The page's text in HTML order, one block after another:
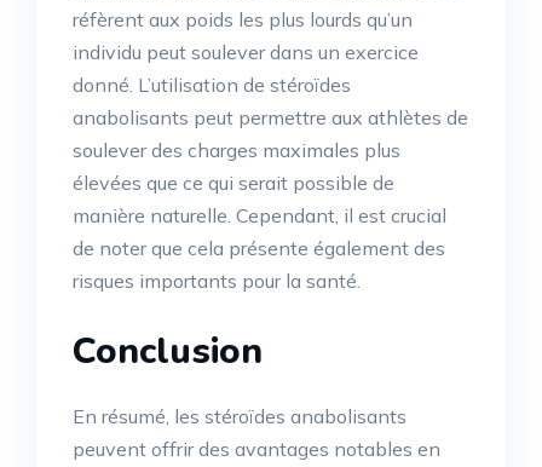
réfèrent aux poids les plus lourds qu’un
individu peut soulever dans un exercice
donné. L’utilisation de stéroïdes
anabolisants peut permettre aux athlètes de
soulever des charges maximales plus
élevées que ce qui serait possible de
manière naturelle. Cependant, il est crucial
de noter que cela présente également des
risques importants pour la santé.
Conclusion
En résumé, les stéroïdes anabolisants
peuvent offrir des avantages notables en